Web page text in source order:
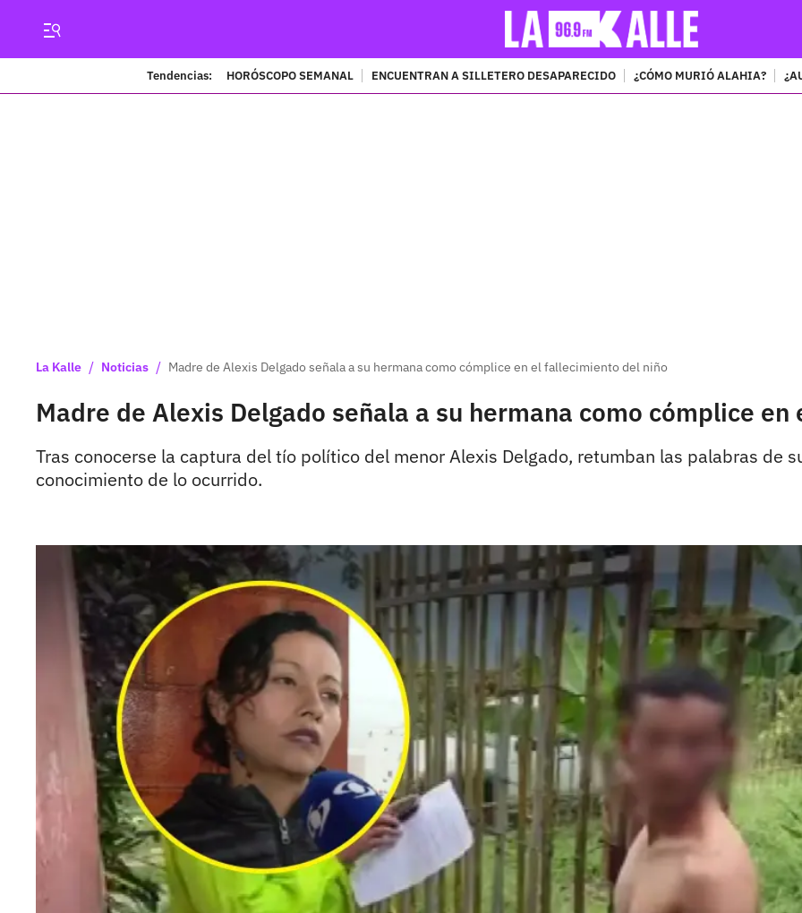
Tendencias: HORÓSCOPO SEMANAL ENCUENTRAN A SILLETERO DESAPARECIDO ¿CÓMO MURIÓ ALAHIA?
La Kalle / Noticias / Madre de Alexis Delgado señala a su hermana como cómplice en el fallecimiento del niño
Madre de Alexis Delgado señala a su hermana como cómplice
Tras conocerse la captura del tío político del menor Alexis Delgado, retumban las palabras de
conocimiento de lo ocurrido.